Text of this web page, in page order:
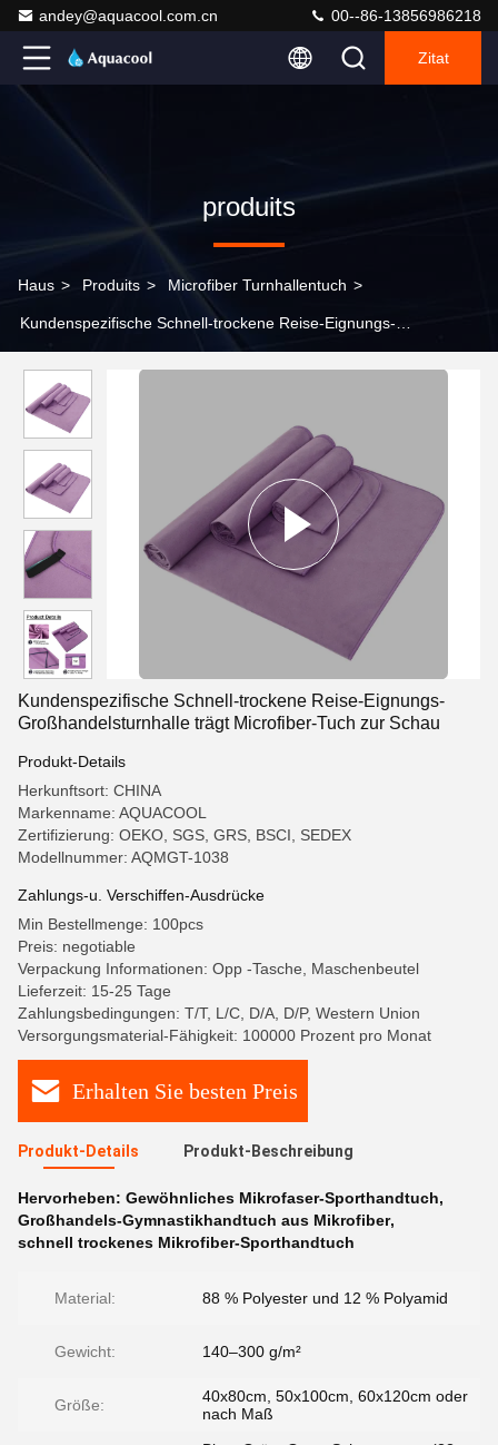
andey@aquacool.com.cn 00--86-13856986218
Zitat
produits
Haus > Produits > Microfiber Turnhallentuch >
Kundenspezifische Schnell-trockene Reise-Eignungs-
Kundenspezifische Schnell-trockene Reise-Eignungs-
Großhandelsturnhalle trägt Microfiber-Tuch zur Schau
Produkt-Details
Herkunftsort: CHINA
Markenname: AQUACOOL
Zertifizierung: OEKO, SGS, GRS, BSCI, SEDEX
Modellnummer: AQMGT-1038
Zahlungs-u. Verschiffen-Ausdrücke
Min Bestellmenge: 100pcs
Preis: negotiable
Verpackung Informationen: Opp -Tasche, Maschenbeutel
Lieferzeit: 15-25 Tage
Zahlungsbedingungen: T/T, L/C, D/A, D/P, Western Union
Versorgungsmaterial-Fähigkeit: 100000 Prozent pro Monat
Erhalten Sie besten Preis
Produkt-Details Produkt-Beschreibung
Hervorheben: Gewöhnliches Mikrofaser-Sporthandtuch,
Großhandels-Gymnastikhandtuch aus Mikrofiber,
schnell trockenes Mikrofiber-Sporthandtuch
Material: 88 % Polyester und 12 % Polyamid
Gewicht: 140–300 g/m²
Größe:
40x80cm, 50x100cm, 60x120cm oder
nach Maß